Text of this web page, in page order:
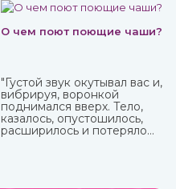
и детей.
в том числе Дабур,
ИндоКитай.
О чем поют поющие чаши?
"Густой звук окутывал вас и,
вибрируя, воронкой
поднимался вверх. Тело,
казалось, опустошилось,
расширилось и потеряло